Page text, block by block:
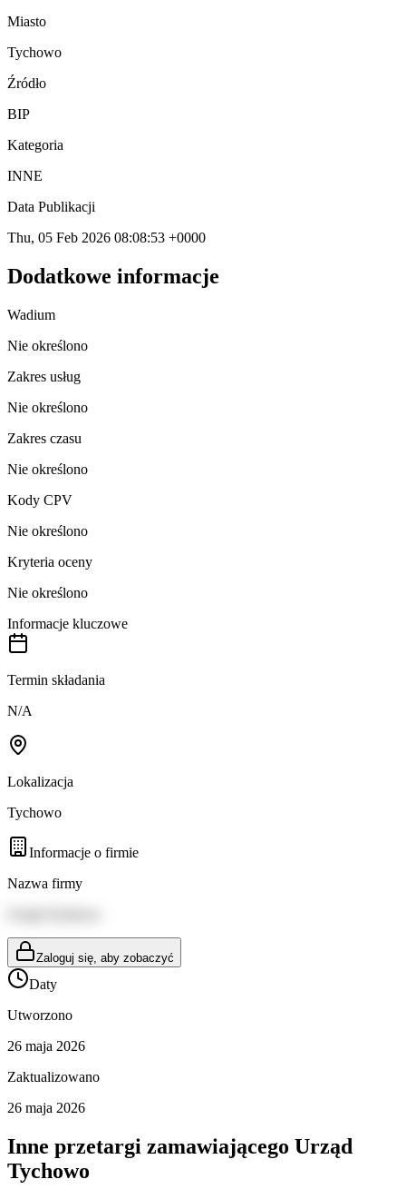
Miasto
Tychowo
Źródło
BIP
Kategoria
INNE
Data Publikacji
Thu, 05 Feb 2026 08:08:53 +0000
Dodatkowe informacje
Wadium
Nie określono
Zakres usług
Nie określono
Zakres czasu
Nie określono
Kody CPV
Nie określono
Kryteria oceny
Nie określono
Informacje kluczowe
Termin składania
N/A
Lokalizacja
Tychowo
Informacje o firmie
Nazwa firmy
Zaloguj się, aby zobaczyć
Daty
Utworzono
26 maja 2026
Zaktualizowano
26 maja 2026
Inne przetargi zamawiającego Urząd
Tychowo